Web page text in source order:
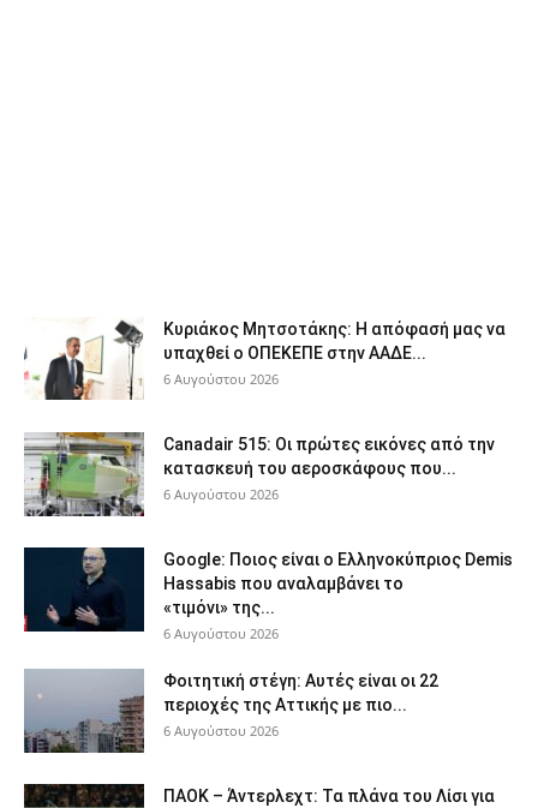
Κυριάκος Μητσοτάκης: Η απόφασή μας να
υπαχθεί ο ΟΠΕΚΕΠΕ στην ΑΑΔΕ...
6 Αυγούστου 2026
Canadair 515: Οι πρώτες εικόνες από την
κατασκευή του αεροσκάφους που...
6 Αυγούστου 2026
Google: Ποιος είναι ο Ελληνοκύπριος Demis
Hassabis που αναλαμβάνει το
«τιμόνι» της...
6 Αυγούστου 2026
Φοιτητική στέγη: Aυτές είναι οι 22
περιοχές της Αττικής με πιο...
6 Αυγούστου 2026
ΠΑΟΚ – Άντερλεχτ: Τα πλάνα του Λίσι για